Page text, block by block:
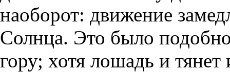
наоборот: движение
Солнца. Это было
гору; хотя лошадь и тянет